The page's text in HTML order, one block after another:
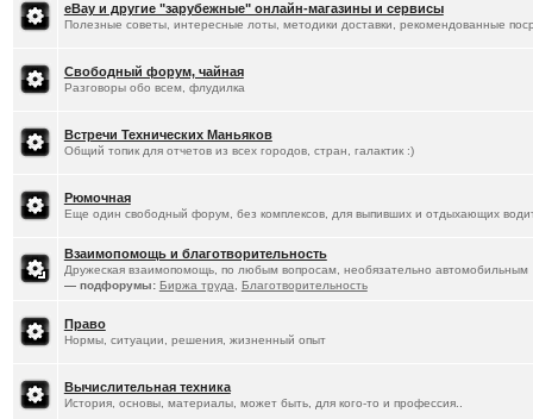
eBay и другие "зарубежные" онлайн-магазины и сервисы
Полезные советы, интересные лоты, методики доставки, рекомендованные
Свободный форум, чайная
Разговоры обо всем, флудилка
Встречи Технических Маньяков
Общий топик для отчетов из всех городов, стран, галактик :)
Рюмочная
Еще один свободный форум, без комплексов, для выпивших и отдыхающих
Взаимопомощь и благотворительность
Дружеская взаимопомощь, по любым вопросам, необязательно автомобильным
— подфорумы: Биржа труда Благотворительность
Право
Нормы, ситуации, решения, жизненный опыт
Вычислительная техника
История, основы, материалы, может быть, для кого-то и профессия..